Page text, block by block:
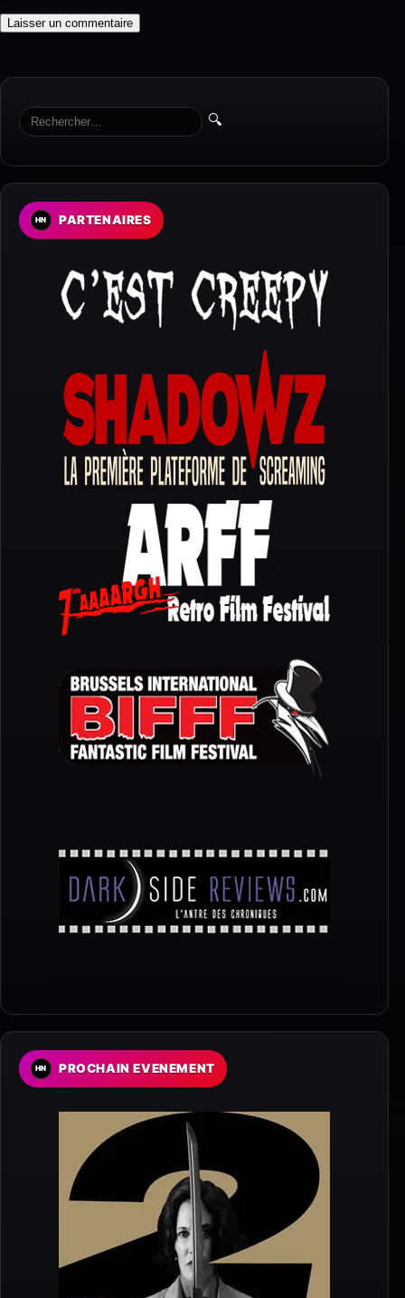
🔍
PARTENAIRES
PROCHAIN EVENEMENT